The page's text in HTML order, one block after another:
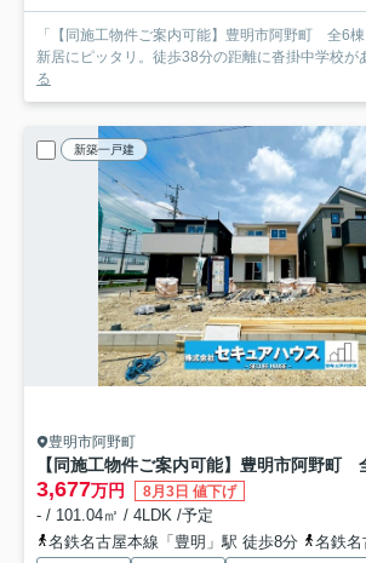
「【同施工物件ご案内可能】豊明市阿野町 全6
新居にピッタリ。徒歩38分の距離に沓掛中学校が
る
新築一戸建
豊明市阿野町
【同施工物件ご案内可能】豊明市阿野町
3,677万円 8月3日 値下げ
- / 101.04㎡ / 4LDK /予定
名鉄名古屋本線「豊明」駅 徒歩8分
名鉄名古